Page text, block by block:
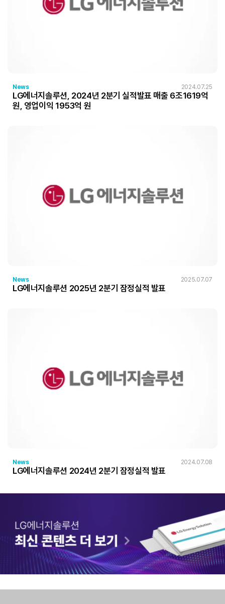
News 2024.07.25
LG에너지솔루션, 2024년 2분기 실적발표 매출 6조1619억
원, 영업이익 1953억 원
News 2025.07.07
LG에너지솔루션 2025년 2분기 잠정실적 발표
News 2024.07.08
LG에너지솔루션 2024년 2분기 잠정실적 발표